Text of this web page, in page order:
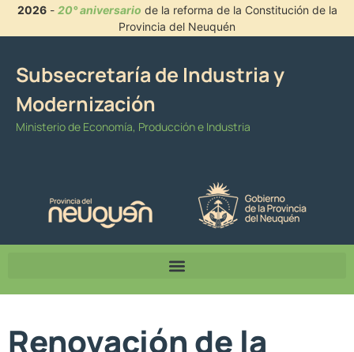
2026- 20° aniversario de la reforma de la Constitución de la
Provincia del Neuquén
Subsecretaría de Industria y
Modernización
Ministerio de Economía, Producción e Industria
Renovación de la